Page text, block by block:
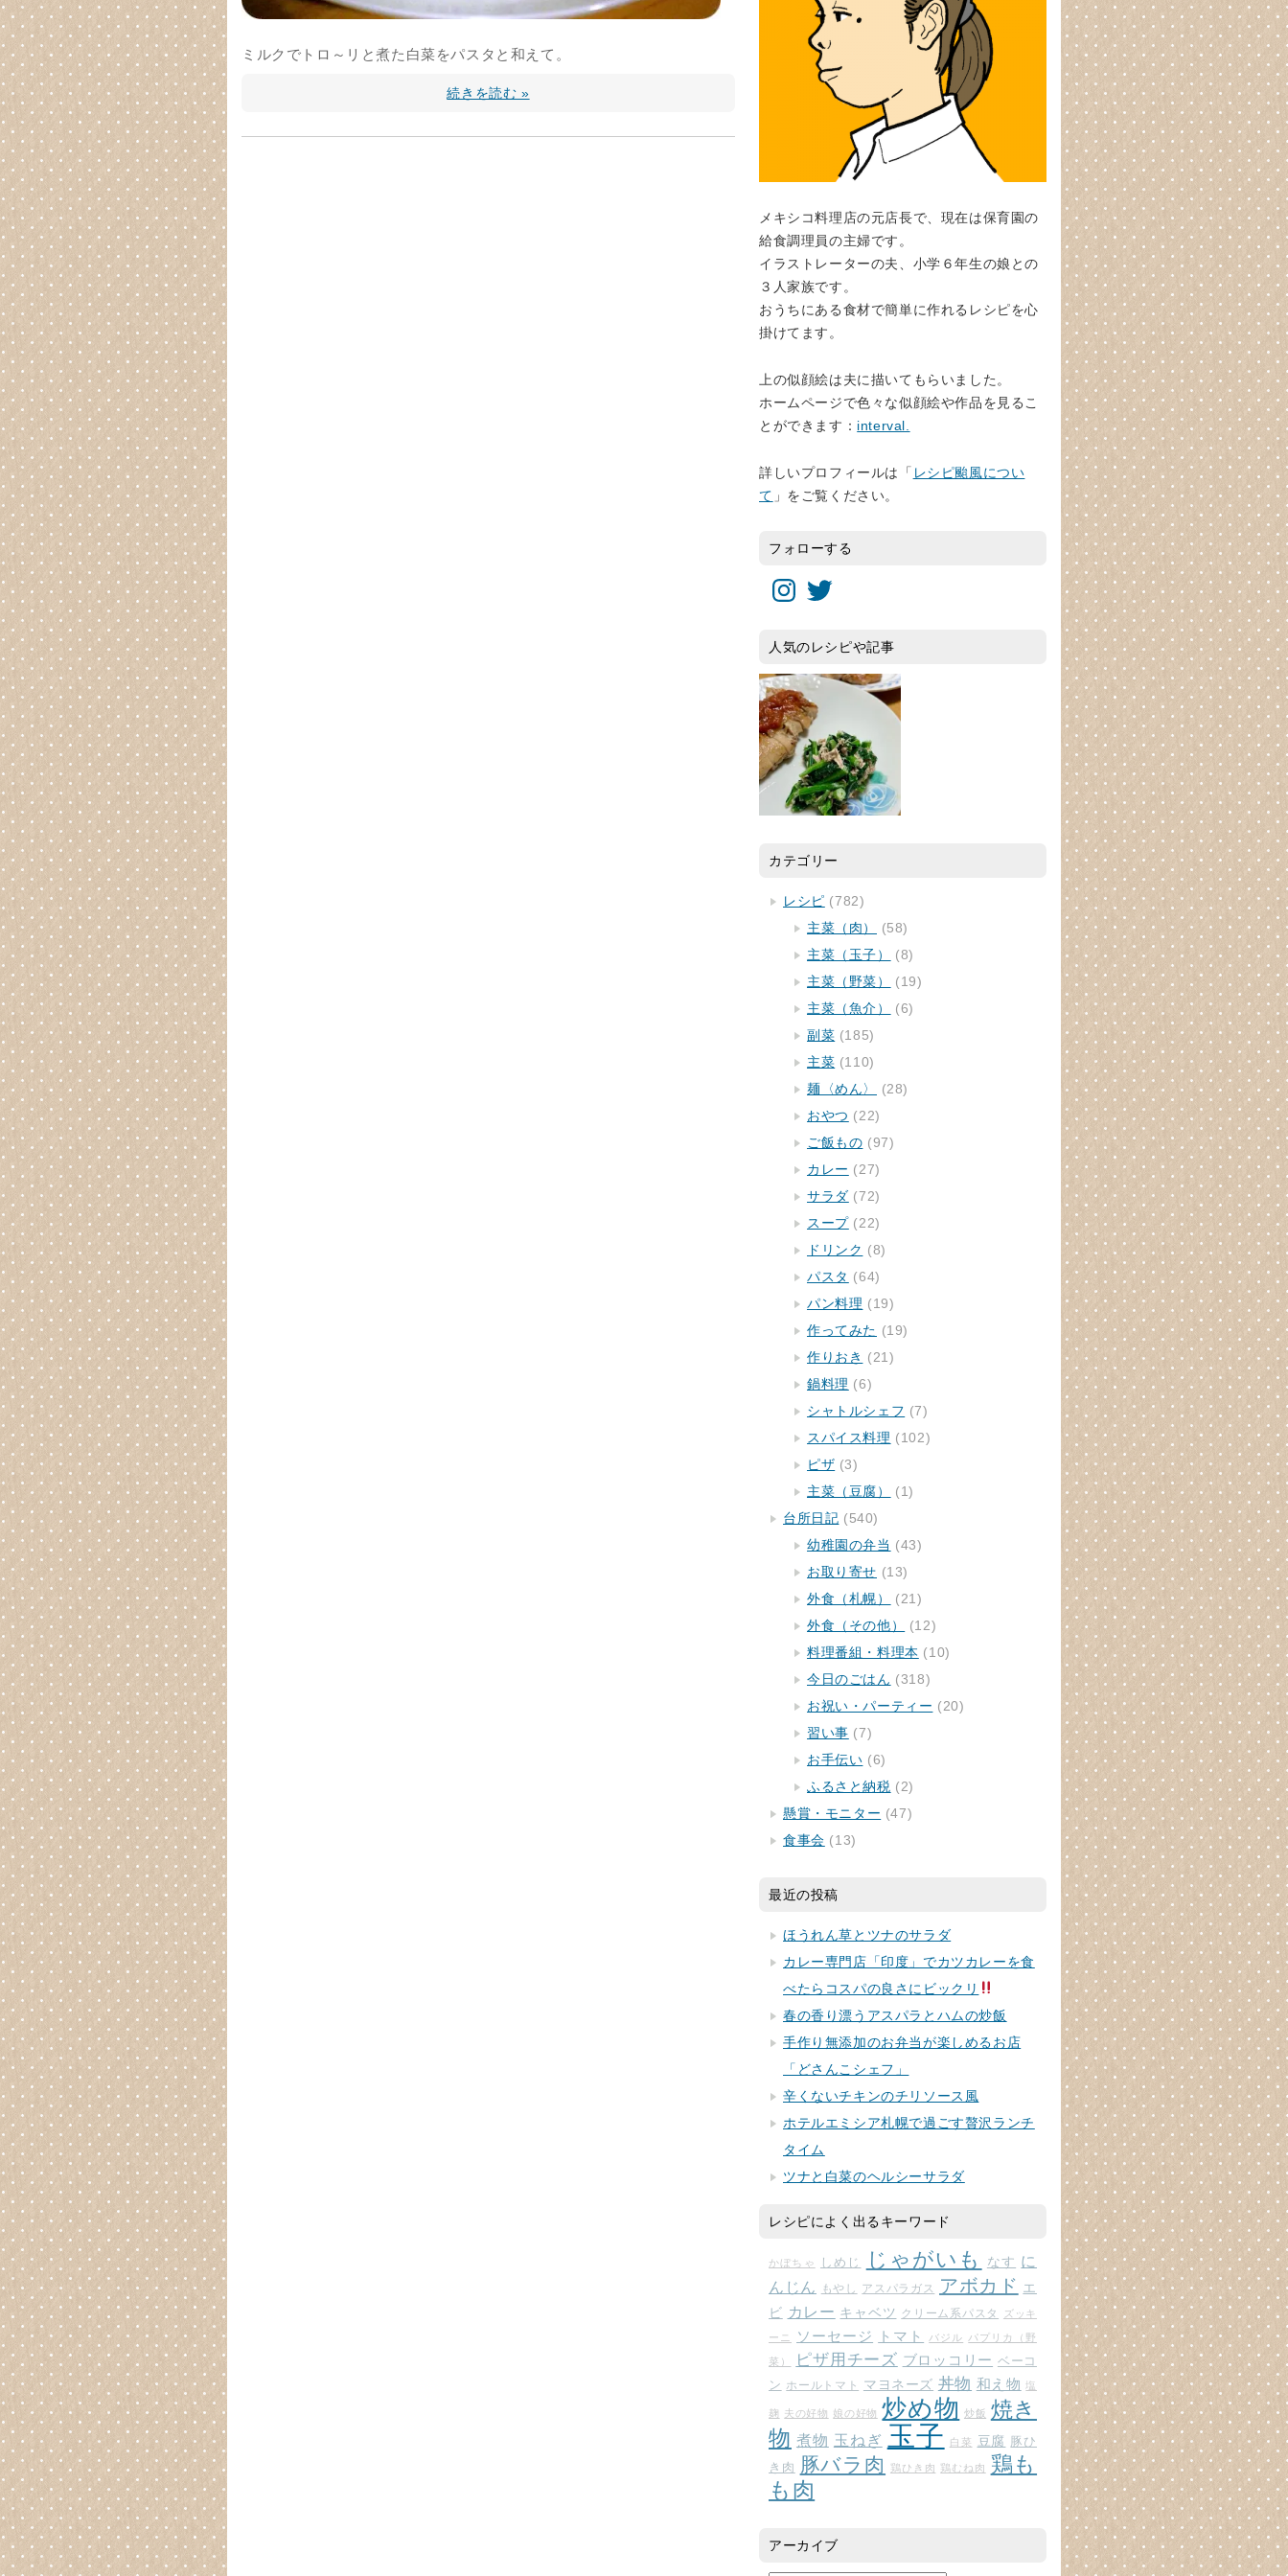
ミルクでトロ～リと煮た白菜をパスタと和えて。
続きを読む »
メキシコ料理店の元店長で、現在は保育園の
給食調理員の主婦です。
イラストレーターの夫、小学６年生の娘との
３人家族です。
おうちにある食材で簡単に作れるレシピを心
掛けてます。
上の似顔絵は夫に描いてもらいました。
ホームページで色々な似顔絵や作品を見るこ
とができます： interval.
詳しいプロフィールは「 レシピ颱風につい
て 」をご覧ください。
フォローする
Instagram
Twitter
人気のレシピや記事
カテゴリー
レシピ (782)
主菜（肉）
(58)
主菜（玉子）
(8)
主菜（野菜）
(19)
主菜（魚介）
(6)
副菜 (185)
主菜 (110)
麺〈めん〉
(28)
おやつ (22)
ご飯もの (97)
カレー (27)
サラダ (72)
スープ(22)
ドリンク (8)
パスタ (64)
パン料理 (19)
作ってみた (19)
作りおき (21)
鍋料理 (6)
シャトルシェフ (7)
スパイス料理 (102)
ピザ (3)
主菜（豆腐）
(1)
台所日記 (540)
幼稚園の弁当 (43)
お取り寄せ (13)
外食（札幌）
(21)
外食（その他）
(12)
料理番組・料理本 (10)
今日のごはん (318)
お祝い・パーティー (20)
習い事 (7)
お手伝い (6)
ふるさと納税 (2)
懸賞・モニター (47)
食事会 (13)
最近の投稿
ほうれん草とツナのサラダ
カレー専門店「印度」でカツカレーを食
べたらコスパの良さにビックリ
春の香り漂うアスパラとハムの炒飯
手作り無添加のお弁当が楽しめるお店
「どさんこシェフ」
辛くないチキンのチリソース風
ホテルエミシア札幌で過ごす贅沢ランチ
タイム
ツナと白菜のヘルシーサラダ
レシピによく出るキーワード
かぼちゃ しめじ じゃがいも なす に
んじん
もやし アスパラガス アボカド
エ
ビ カレー キャベツ クリーム系パスタ ズッキ
ーニ ソーセージ トマト バジル パプリカ（野
菜） ピザ用チーズ ブロッコリー ベーコ
ン ホールトマト マヨネーズ 丼物 和え物 塩
麹 夫の好物 娘の好物 炒め物 炒飯 焼き
物 煮物 玉ねぎ 玉子 白菜 豆腐 豚ひ
き肉 豚バラ肉 鶏ひき肉 鶏むね肉 鶏も
も肉
アーカイブ